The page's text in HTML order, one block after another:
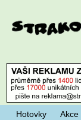
Hotovky Akce